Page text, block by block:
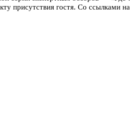
присутствия гостя. Со